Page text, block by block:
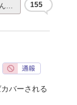
… 155
バーされる